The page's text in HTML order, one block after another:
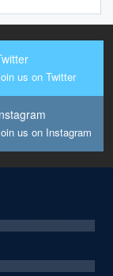
us on Twitter
us on Instagram